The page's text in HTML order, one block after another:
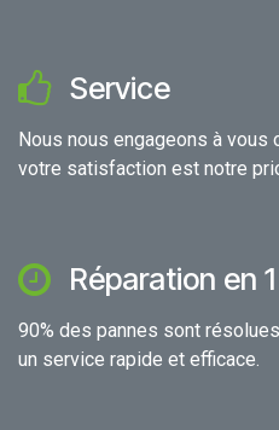
Service
Nous nous engageons à
votre satisfaction est notre
Réparation en
90% des pannes sont
un service rapide et efficace.